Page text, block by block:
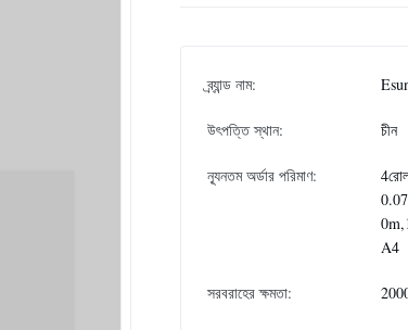
ব্র্যান্ড নাম:
উৎপত্তি স্থান: চীন
ন্যূনতম অর্ডার পরিমাণ:
A4
সরবরাহের ক্ষমতা: